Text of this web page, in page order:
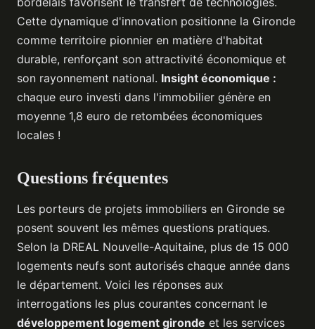
Cette dynamique d'innovation positionne la Gironde
comme territoire pionnier en matière d'habitat
durable, renforçant son attractivité économique et
son rayonnement national. Insight économique :
chaque euro investi dans l'immobilier génère en
moyenne 1,8 euro de retombées économiques
locales !
Questions fréquentes
Les porteurs de projets immobiliers en Gironde se
posent souvent les mêmes questions pratiques.
Selon la DREAL Nouvelle-Aquitaine, plus de 15 000
logements neufs sont autorisés chaque année dans
le département. Voici les réponses aux
interrogations les plus courantes concernant le
développement logement gironde et les services